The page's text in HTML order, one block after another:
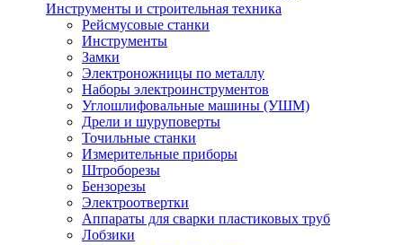
Инструменты и строительная техника
Рейсмусовые станки
Инструменты
Замки
Электроножницы по металлу
Наборы электроинструментов
Углошлифовальные машины (УШМ)
Дрели и шуруповерты
Точильные станки
Измерительные приборы
Штроборезы
Бензорезы
Электроотвертки
Аппараты для сварки пластиковых труб
Лобзики